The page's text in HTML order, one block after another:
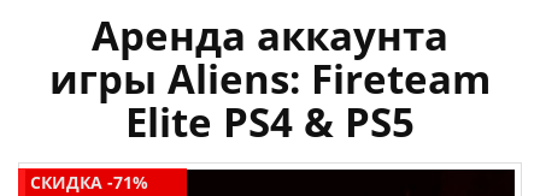
Аренда аккаунта
игры Aliens: Fireteam
Elite PS4 & PS5
СКИДКА -71%